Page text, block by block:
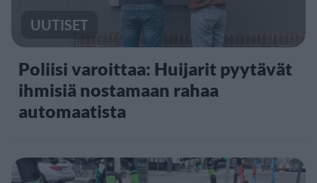
UUTISET
Poliisi varoittaa: Huijarit pyytävät
ihmisiä nostamaan rahaa
automaatista